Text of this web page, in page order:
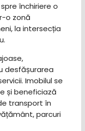
închiriere o
o zonă
la intersecția
desfășurarea
Imobilul se
și beneficiază
transport în
parcuri